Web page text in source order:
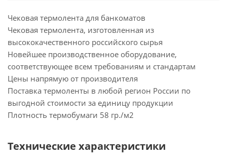
Чековая термолента для банкоматов
Чековая термолента, изготовленная из
высококачественного российского сырья
Новейшее производственное оборудование,
соответствующее всем требованиям и стандартам
Цены напрямую от производителя
Поставка термоленты в любой регион России по
выгодной стоимости за единицу продукции
Плотность термобумаги 58 гр./м2
Технические характеристики